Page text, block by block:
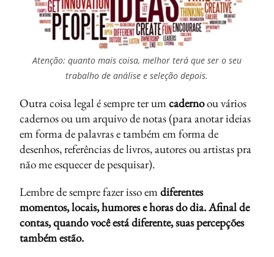
Atenção: quanto mais coisa, melhor terá que ser o seu
trabalho de análise e seleção depois.
Outra coisa legal é sempre ter umcadernoou vários
cadernos ou um arquivo de notas (para anotar ideias
em forma de palavras e também em forma de
desenhos, referências de livros, autores ou artistas pra
não me esquecer de pesquisar).
Lembre de sempre fazer isso emdiferentes
momentos, locais, humores e horas do dia. Afinal de
contas, quando você está diferente, suas percepções
também estão.